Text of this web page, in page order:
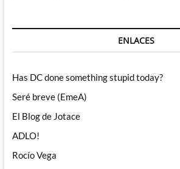
ENLACES
Has DC done something stupid today?
Seré breve (EmeA)
El Blog de Jotace
ADLO!
Rocío Vega